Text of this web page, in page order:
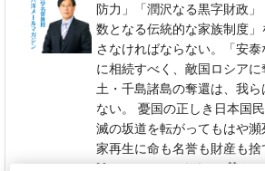
防力」「潤沢なる黒字財政
数となる伝統的な家族制度
さなければならない。「安
に相続すべく、敵国ロシア
土・千島諸島の奪還は、我
ない。 憂国の正しき日本国
滅の坂道を転がってもはや
家再生に命も名誉も財産も捨